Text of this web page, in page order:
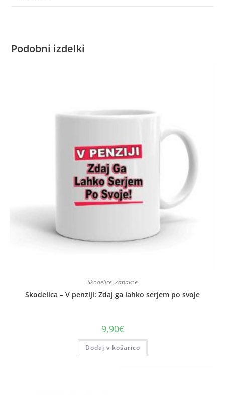
Podobni izdelki
Skodelice, Zabavne
Skodelica – V penziji: Zdaj ga lahko serjem po svoje
9,90€
Dodaj v košarico